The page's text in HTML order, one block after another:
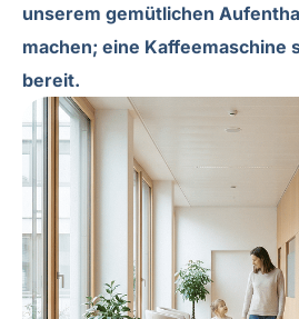
unserem gemütlichen
machen; eine Kaffeemaschine
bereit.